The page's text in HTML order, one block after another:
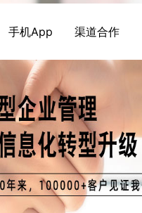
手机App 渠道合作